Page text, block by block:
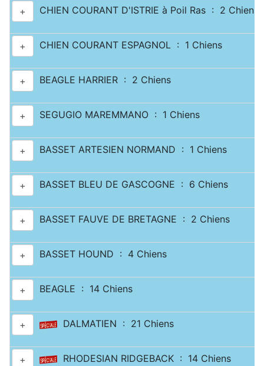
+ CHIEN COURANT D'ISTRIE à Poil Ras : 2 Chiens
+ CHIEN COURANT ESPAGNOL : 1 Chiens
+ BEAGLE HARRIER : 2 Chiens
+ SEGUGIO MAREMMANO : 1 Chiens
+ BASSET ARTESIEN NORMAND : 1 Chiens
+ BASSET BLEU DE GASCOGNE : 6 Chiens
+ BASSET FAUVE DE BRETAGNE : 2 Chiens
+ BASSET HOUND : 4 Chiens
+ BEAGLE : 14 Chiens
+ DALMATIEN : 21 Chiens
+ RHODESIAN RIDGEBACK : 14 Chiens